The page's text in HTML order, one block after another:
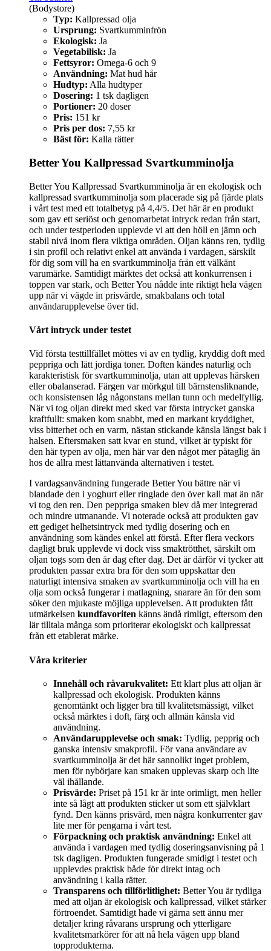
(Bodystore)
Typ: Kallpressad olja
Ursprung: Svartkumminfrön
Ekologisk: Ja
Vegetabilisk: Ja
Fettsyror: Omega-6 och 9
Användning: Mat hud hår
Hudtyp: Alla hudtyper
Dosering: 1 tsk dagligen
Portioner: 20 doser
Pris: 151 kr
Pris per dos: 7,55 kr
Bäst för: Kalla rätter
Better You Kallpressad Svartkumminolja
Better You Kallpressad Svartkumminolja är en ekologisk och
kallpressad svartkumminolja som placerade sig på fjärde plats
i vårt test med ett totalbetyg på 4,4/5. Det här är en produkt
som gav ett seriöst och genomarbetat intryck redan från start,
och under testperioden upplevde vi att den höll en jämn och
stabil nivå inom flera viktiga områden. Oljan känns ren, tydlig
i sin profil och relativt enkel att använda i vardagen, särskilt
för dig som vill ha en svartkumminolja från ett välkänt
varumärke. Samtidigt märktes det också att konkurrensen i
toppen var stark, och Better You nådde inte riktigt hela vägen
upp när vi vägde in prisvärde, smakbalans och total
användarupplevelse över tid.
Vårt intryck under testet
Vid första testtillfället möttes vi av en tydlig, kryddig doft med
peppriga och lätt jordiga toner. Doften kändes naturlig och
karakteristisk för svartkumminolja, utan att upplevas härsken
eller obalanserad. Färgen var mörkgul till bärnstensliknande,
och konsistensen låg någonstans mellan tunn och medelfyllig.
När vi tog oljan direkt med sked var första intrycket ganska
kraftfullt: smaken kom snabbt, med en markant kryddighet,
viss bitterhet och en varm, nästan stickande känsla längst bak i
halsen. Eftersmaken satt kvar en stund, vilket är typiskt för
den här typen av olja, men här var den något mer påtaglig än
hos de allra mest lättanvända alternativen i testet.
I vardagsanvändning fungerade Better You bättre när vi
blandade den i yoghurt eller ringlade den över kall mat än när
vi tog den ren. Den peppriga smaken blev då mer integrerad
och mindre utmanande. Vi noterade också att produkten gav
ett gediget helhetsintryck med tydlig dosering och en
användning som kändes enkel att förstå. Efter flera veckors
dagligt bruk upplevde vi dock viss smaktrötthet, särskilt om
oljan togs som den är dag efter dag. Det är därför vi tycker att
produkten passar extra bra för den som uppskattar den
naturligt intensiva smaken av svartkumminolja och vill ha en
olja som också fungerar i matlagning, snarare än för den som
söker den mjukaste möjliga upplevelsen. Att produkten fått
utmärkelsen kundfavoriten känns ändå rimligt, eftersom den
lär tilltala många som prioriterar ekologiskt och kallpressat
från ett etablerat märke.
Våra kriterier
Innehåll och råvarukvalitet: Ett klart plus att oljan är
kallpressad och ekologisk. Produkten känns
genomtänkt och ligger bra till kvalitetsmässigt, vilket
också märktes i doft, färg och allmän känsla vid
användning.
Användarupplevelse och smak: Tydlig, pepprig och
ganska intensiv smakprofil. För vana användare av
svartkumminolja är det här sannolikt inget problem,
men för nybörjare kan smaken upplevas skarp och lite
väl ihållande.
Prisvärde: Priset på 151 kr är inte orimligt, men heller
inte så lågt att produkten sticker ut som ett självklart
fynd. Den känns prisvärd, men några konkurrenter gav
lite mer för pengarna i vårt test.
Förpackning och praktisk användning: Enkel att
använda i vardagen med tydlig doseringsanvisning på 1
tsk dagligen. Produkten fungerade smidigt i testet och
upplevdes praktisk både för direkt intag och
användning i kalla rätter.
Transparens och tillförlitlighet: Better You är tydliga
med att oljan är ekologisk och kallpressad, vilket stärker
förtroendet. Samtidigt hade vi gärna sett ännu mer
detaljer kring råvarans ursprung och ytterligare
kvalitetsmarkörer för att nå hela vägen upp bland
topprodukterna.